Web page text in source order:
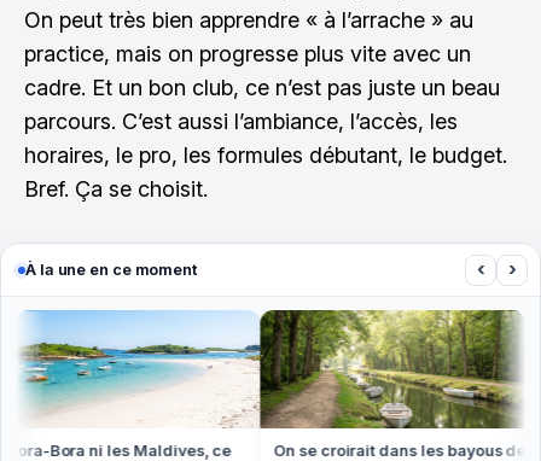
On peut très bien apprendre « à l’arrache » au
practice, mais on progresse plus vite avec un
cadre. Et un bon club, ce n’est pas juste un beau
parcours. C’est aussi l’ambiance, l’accès, les
horaires, le pro, les formules débutant, le budget.
Bref. Ça se choisit.
À la une en ce moment ‹ ›
Bora ni les Maldives, ce
On se croirait dans les bayous de